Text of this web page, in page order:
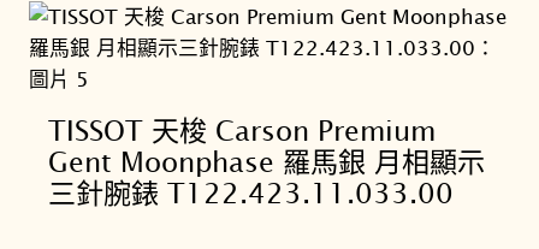
TISSOT 天梭 Carson Premium
Gent Moonphase 羅馬銀 月相顯示
三針腕錶 T122.423.11.033.00